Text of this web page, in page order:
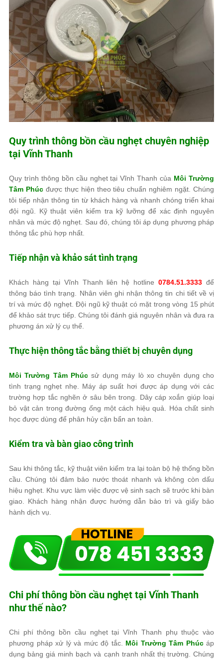
Quy trình thông bồn cầu nghẹt chuyên nghiệp
tại Vĩnh Thanh
Quy trình thông bồn cầu nghẹt tại Vĩnh Thanh của Môi Trường
Tâm Phúcđược thực hiện theo tiêu chuẩn nghiêm ngặt. Chúng
tôi tiếp nhận thông tin từ khách hàng và nhanh chóng triển khai
đội ngũ. Kỹ thuật viên kiểm tra kỹ lưỡng để xác định nguyên
nhân và mức độ nghẹt. Sau đó, chúng tôi áp dụng phương pháp
thông tắc phù hợp nhất.
Tiếp nhận và khảo sát tình trạng
Khách hàng tại Vĩnh Thanh liên hệ hotline0784.51.3333 để
thông báo tình trạng. Nhân viên ghi nhận thông tin chi tiết về vị
trí và mức độ nghẹt. Đội ngũ kỹ thuật có mặt trong vòng 15 phút
để khảo sát trực tiếp. Chúng tôi đánh giá nguyên nhân và đưa ra
phương án xử lý cụ thể.
Thực hiện thông tắc bằng thiết bị chuyên dụng
Môi Trường Tâm Phúc sử dụng máy lò xo chuyên dụng cho
tình trạng nghẹt nhẹ. Máy áp suất hơi được áp dụng với các
trường hợp tắc nghẽn ở sâu bên trong. Dây cáp xoắn giúp loại
bỏ vật cản trong đường ống một cách hiệu quả. Hóa chất sinh
học được dùng để phân hủy cặn bẩn an toàn.
Kiểm tra và bàn giao công trình
Sau khi thông tắc, kỹ thuật viên kiểm tra lại toàn bộ hệ thống bồn
cầu. Chúng tôi đảm bảo nước thoát nhanh và không còn dấu
hiệu nghẹt. Khu vực làm việc được vệ sinh sạch sẽ trước khi bàn
giao. Khách hàng nhận được hướng dẫn bảo trì và giấy bảo
hành dịch vụ.
Chi phí thông bồn cầu nghẹt tại Vĩnh Thanh
như thế nào?
Chi phí thông bồn cầu nghẹt tại Vĩnh Thanh phụ thuộc vào
phương pháp xử lý và mức độ tắc. Môi Trường Tâm Phúcáp
dụng bảng giá minh bạch và cạnh tranh nhất thị trường. Chúng